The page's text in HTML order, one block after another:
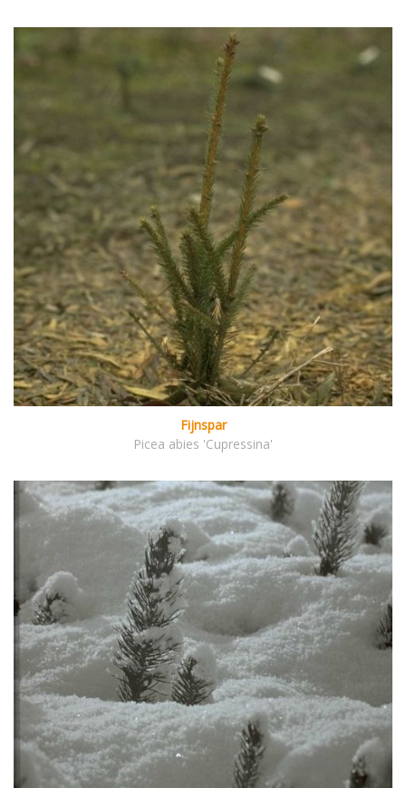
Fijnspar
Picea abies 'Cupressina'